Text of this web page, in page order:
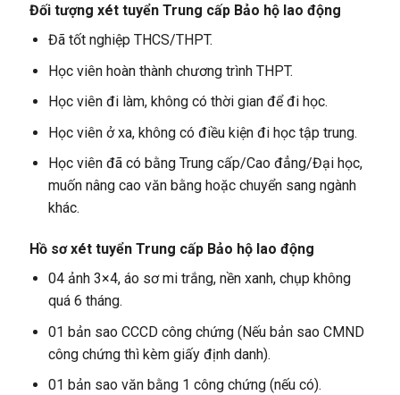
Đối tượng xét tuyển Trung cấp Bảo hộ lao động
Đã tốt nghiệp THCS/THPT.
Học viên hoàn thành chương trình THPT.
Học viên đi làm, không có thời gian để đi học.
Học viên ở xa, không có điều kiện đi học tập trung.
Học viên đã có bằng Trung cấp/Cao đẳng/Đại học,
muốn nâng cao văn bằng hoặc chuyển sang ngành
khác.
Hồ sơ xét tuyển Trung cấp Bảo hộ lao động
04 ảnh 3×4, áo sơ mi trắng, nền xanh, chụp không
quá 6 tháng.
01 bản sao CCCD công chứng (Nếu bản sao CMND
công chứng thì kèm giấy định danh).
01 bản sao văn bằng 1 công chứng (nếu có).